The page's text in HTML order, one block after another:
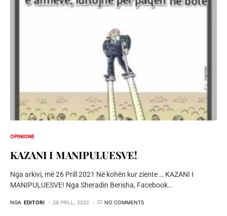
OPINIONE
KAZANI I MANIPULUESVE!
Nga arkivi, më 26 Prill 2021 Në kohën kur ziente … KAZANI I
MANIPULUESVE! Nga Sheradin Berisha, Facebook…
NGA EDITORI 26 PRILL, 2022 NO COMMENTS